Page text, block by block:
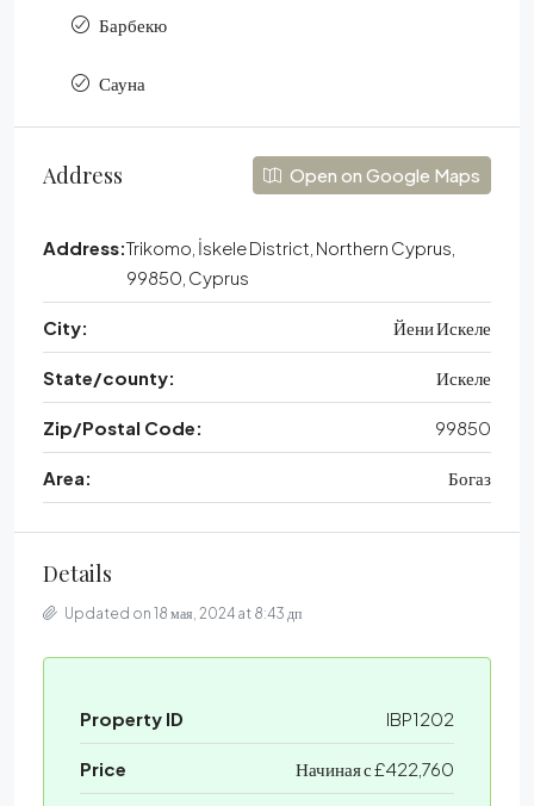
Барбекю
Сауна
Address Open on Google Maps
Address:Trikomo, İskele District, Northern Cyprus,
99850, Cyprus
City: Йени Искеле
State/county: Искеле
Zip/Postal Code: 99850
Area: Богаз
Details
Updated on 18 мая, 2024 at 8:43 дп
Property ID IBP1202
Price Начиная с£422,760